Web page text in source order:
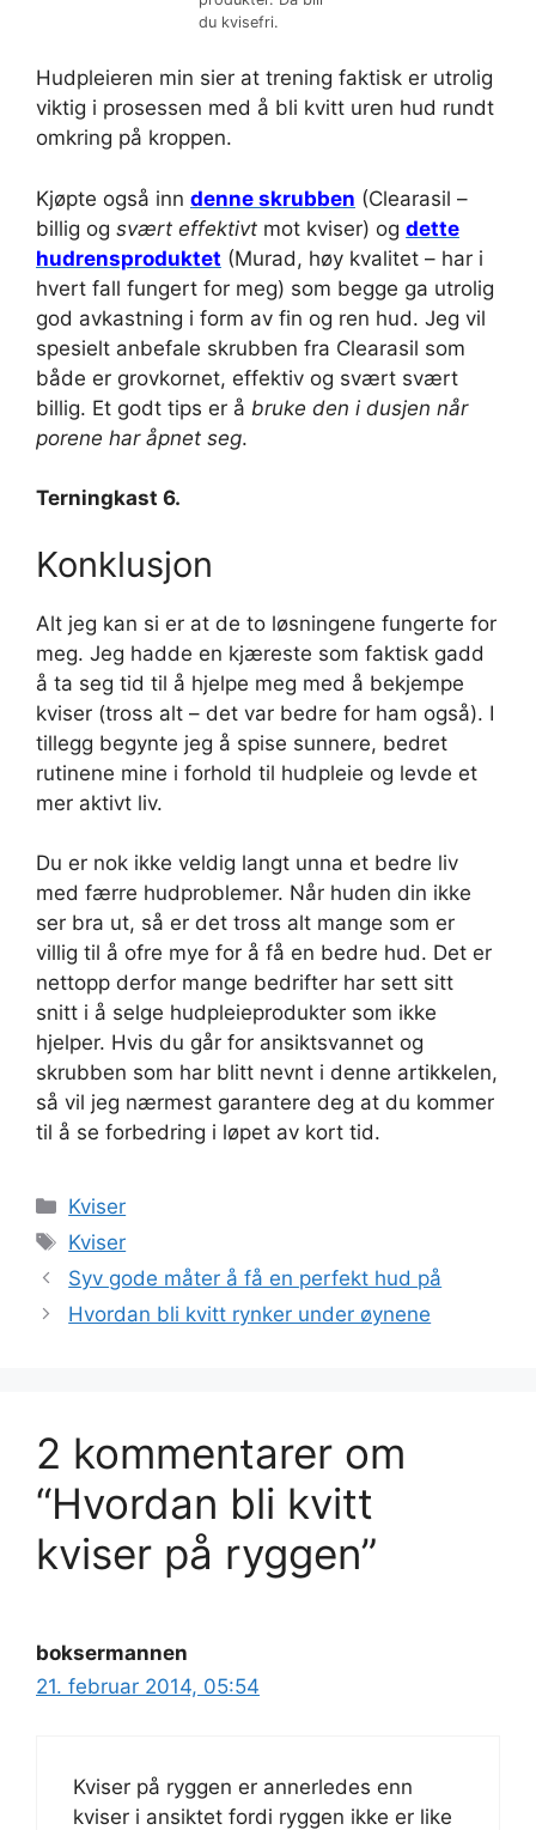
du kvisefri.
Hudpleieren min sier at trening faktisk er utrolig
viktig i prosessen med å bli kvitt uren hud rundt
omkring på kroppen.
Kjøpte også inn denne skrubben (Clearasil –
billig og svært effektivt mot kviser) og dette
hudrensproduktet (Murad, høy kvalitet – har i
hvert fall fungert for meg) som begge ga utrolig
god avkastning i form av fin og ren hud. Jeg vil
spesielt anbefale skrubben fra Clearasil som
både er grovkornet, effektiv og svært svært
billig. Et godt tips er å bruke den i dusjen når
porene har åpnet seg.
Terningkast 6.
Konklusjon
Alt jeg kan si er at de to løsningene fungerte for
meg. Jeg hadde en kjæreste som faktisk gadd
å ta seg tid til å hjelpe meg med å bekjempe
kviser (tross alt – det var bedre for ham også). I
tillegg begynte jeg å spise sunnere, bedret
rutinene mine i forhold til hudpleie og levde et
mer aktivt liv.
Du er nok ikke veldig langt unna et bedre liv
med færre hudproblemer. Når huden din ikke
ser bra ut, så er det tross alt mange som er
villig til å ofre mye for å få en bedre hud. Det er
nettopp derfor mange bedrifter har sett sitt
snitt i å selge hudpleieprodukter som ikke
hjelper. Hvis du går for ansiktsvannet og
skrubben som har blitt nevnt i denne artikkelen,
så vil jeg nærmest garantere deg at du kommer
til å se forbedring i løpet av kort tid.
Kategorier
Kviser
Stikkord
Kviser
Syv gode måter å få en perfekt hud på
Hvordan bli kvitt rynker under øynene
2 kommentarer om
“Hvordan bli kvitt
kviser på ryggen”
boksermannen
21. februar 2014, 05:54
Kviser på ryggen er annerledes enn
kviser i ansiktet fordi ryggen ikke er like